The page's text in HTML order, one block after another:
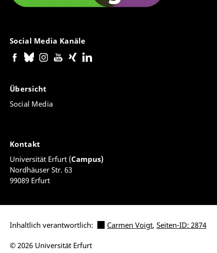
Social Media Kanäle
Übersicht
Social Media
Kontakt
Universität Erfurt (Campus)
Nordhäuser Str. 63
99089 Erfurt
Inhaltlich verantwortlich: Carmen Voigt, Seiten-ID: 2874
© 2026 Universität Erfurt